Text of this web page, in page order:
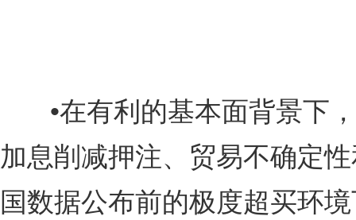
•在有利的基本面背景下，
加息削减押注、贸易不确定
国数据公布前的极度超买环